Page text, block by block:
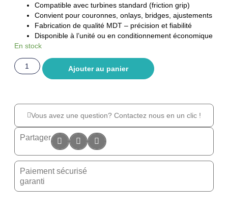
Compatible avec turbines standard (friction grip)
Convient pour couronnes, onlays, bridges, ajustements
Fabrication de qualité MDT – précision et fiabilité
Disponible à l’unité ou en conditionnement économique
En stock
Ajouter au panier
Vous avez une question? Contactez nous en un clic !
Partager
Paiement sécurisé
garanti